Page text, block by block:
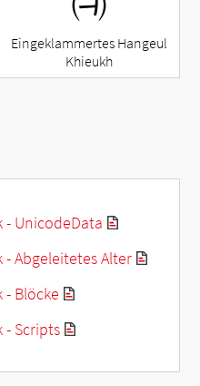
Eingeklammertes Hangeul
Khieukh
UnicodeData
Abgeleitetes Alter
Blöcke
- Scripts